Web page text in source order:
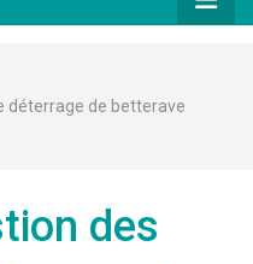
déterrage de betterave
des